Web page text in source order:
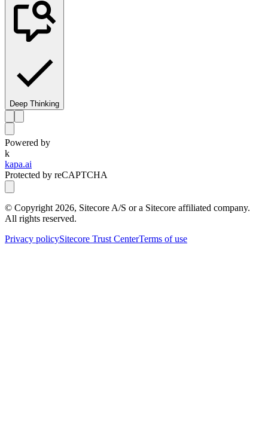
Deep Thinking
Powered by
k
kapa.ai
Protected by reCAPTCHA
© Copyright 2026, Sitecore A/S or a Sitecore affiliated company.
All rights reserved.
Privacy policySitecore Trust CenterTerms of use